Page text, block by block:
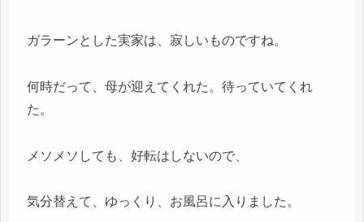
ガラーンとした実家は、寂しいものですね。
何時だって、母が迎えてくれた。待っていてくれ
た。
メソメソしても、好転はしないので、
気分替えて、ゆっくり、お風呂に入りました。